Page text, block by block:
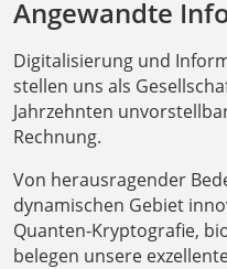
Angewandte
Digitalisierung und
stellen uns als
Jahrzehnten
Rechnung.
Von herausragender
dynamischen Gebiet
Quanten-Kryptografie,
belegen unsere